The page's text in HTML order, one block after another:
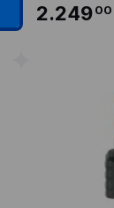
2.24900